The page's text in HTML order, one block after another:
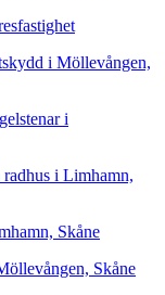
i Möllevången,
i
radhus i Limhamn,
Skåne
Skåne